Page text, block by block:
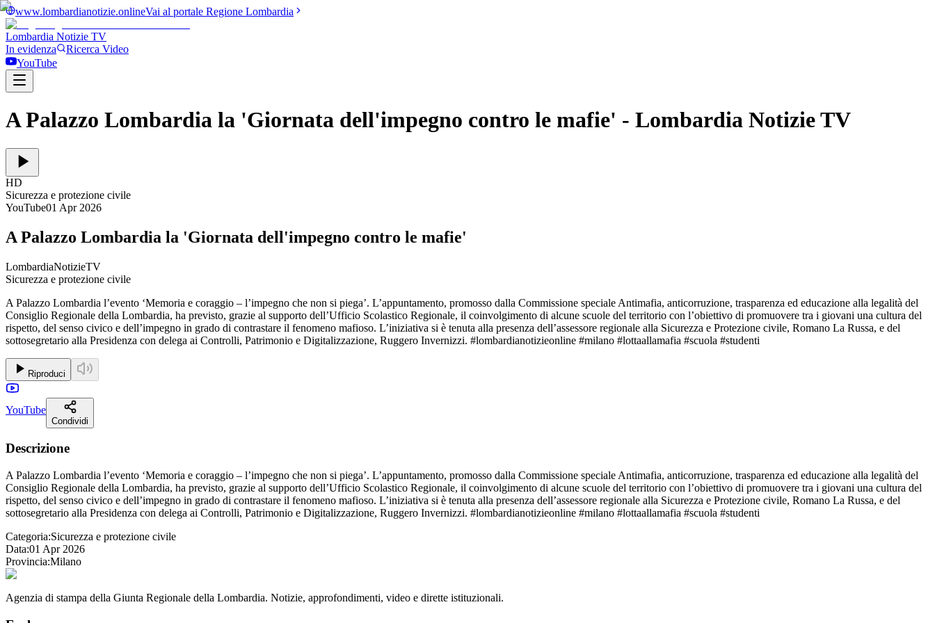
www.lombardianotizie.onlineVai al portale Regione Lombardia
Lombardia Notizie TV
In evidenza
Ricerca Video
YouTube
A Palazzo Lombardia la 'Giornata dell'impegno contro le mafie' - Lombardia Notizie TV
HD
Sicurezza e protezione civile
YouTube01 Apr 2026
A Palazzo Lombardia la 'Giornata dell'impegno contro le mafie'
LombardiaNotizieTV
Sicurezza e protezione civile
A Palazzo Lombardia l’evento ‘Memoria e coraggio – l’impegno che non si piega’. L’appuntamento, promosso dalla Commissione speciale Antimafia, anticorruzione, trasparenza ed educazione alla legalità del
Consiglio Regionale della Lombardia, ha previsto, grazie al supporto dell’Ufficio Scolastico Regionale, il coinvolgimento di alcune scuole del territorio con l’obiettivo di promuovere tra i giovani una cultura del
rispetto, del senso civico e dell’impegno in grado di contrastare il fenomeno mafioso. L’iniziativa si è tenuta alla presenza dell’assessore regionale alla Sicurezza e Protezione civile, Romano La Russa, e del
sottosegretario alla Presidenza con delega ai Controlli, Patrimonio e Digitalizzazione, Ruggero Invernizzi. #lombardianotizieonline #milano #lottaallamafia #scuola #studenti
Riproduci
YouTube
Condividi
Descrizione
A Palazzo Lombardia l’evento ‘Memoria e coraggio – l’impegno che non si piega’. L’appuntamento, promosso dalla Commissione speciale Antimafia, anticorruzione, trasparenza ed educazione alla legalità del
Consiglio Regionale della Lombardia, ha previsto, grazie al supporto dell’Ufficio Scolastico Regionale, il coinvolgimento di alcune scuole del territorio con l’obiettivo di promuovere tra i giovani una cultura del
rispetto, del senso civico e dell’impegno in grado di contrastare il fenomeno mafioso. L’iniziativa si è tenuta alla presenza dell’assessore regionale alla Sicurezza e Protezione civile, Romano La Russa, e del
sottosegretario alla Presidenza con delega ai Controlli, Patrimonio e Digitalizzazione, Ruggero Invernizzi. #lombardianotizieonline #milano #lottaallamafia #scuola #studenti
Categoria:Sicurezza e protezione civile
Data:01 Apr 2026
Provincia:Milano
Agenzia di stampa della Giunta Regionale della Lombardia. Notizie, approfondimenti, video e dirette istituzionali.